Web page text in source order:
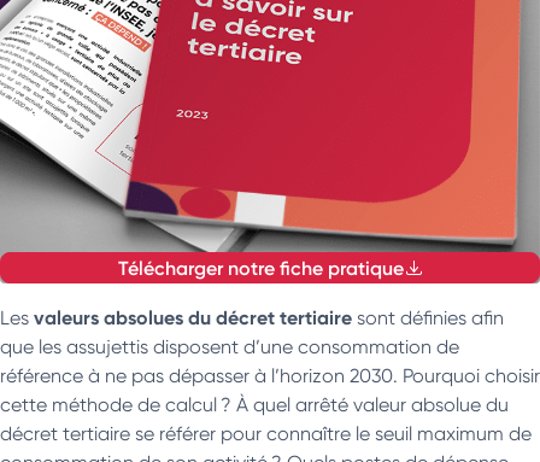
Télécharger notre fiche pratique
Les valeurs absolues du décret tertiaire sont définies afin
que les assujettis disposent d’une consommation de
référence à ne pas dépasser à l’horizon 2030. Pourquoi choisir
cette méthode de calcul ? À quel arrêté valeur absolue du
décret tertiaire se référer pour connaître le seuil maximum de